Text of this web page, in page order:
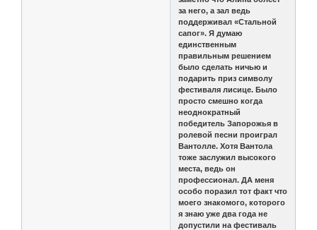
за него, а зал ведь
поддерживал «Стальной
сапог». Я думаю
единственным
правильным решением
было сделать ничью и
подарить приз символу
фестиваля лисице. Было
просто смешно когда
неоднократный
победитель Запорожья в
ролевой песни проиграл
Вантолле. Хотя Вантола
тоже заслужил высокого
места, ведь он
профессионал. ДА меня
особо поразил тот факт что
моего знакомого, которого
я знаю уже два года не
допустили на фестиваль